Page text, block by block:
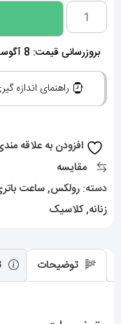
ساعت
رولکس
زنانه
دیت
جاست
صدف
021619
ROLEX
عدد
بروزرسانی قیمت: 8 آگوست 2026
راهنمای اندازه
افزودن به علاقه
مقایسه
دسته: رولکس,ساعت
زنانه,کلاسیک
توضیحات